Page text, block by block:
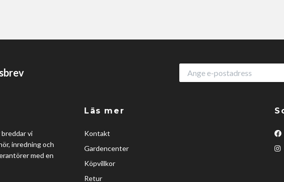
vi
inredning och
med en
Läs mer
Kontakt
Gardencenter
Köpvillkor
Retur